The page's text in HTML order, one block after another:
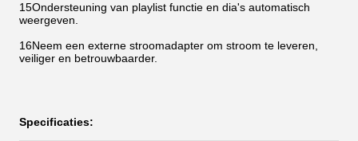
15Ondersteuning van playlist functie en dia's automatisch
weergeven.
16Neem een externe stroomadapter om stroom te leveren,
veiliger en betrouwbaarder.
Specificaties: